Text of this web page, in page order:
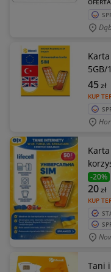
5GB/
KUP
45zł
-20%
KUP
20zł
Tani